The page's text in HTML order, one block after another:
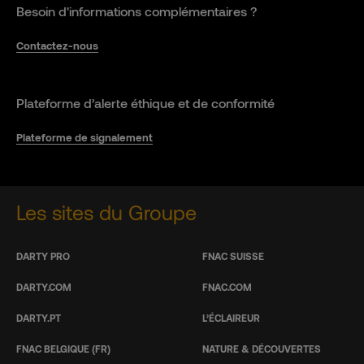
Besoin d'informations complémentaires ?
Contactez-nous
Plateforme d’alerte éthique et de conformité
Plateforme de signalement
Les sites du Groupe
DARTY PRO
DARTY.COM
DARTY.PT
FNAC BELGIQUE (FR)
FNAC SUISSE
FNAC.COM
L’ÉCLAIREUR
NATURE & DÉCOUVERTES